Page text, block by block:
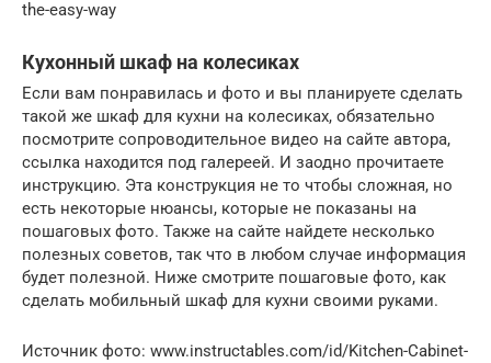
the-easy-way
Кухонный шкаф на колесиках
Если вам понравилась и фото и вы планируете сделать
такой же шкаф для кухни на колесиках, обязательно
посмотрите сопроводительное видео на сайте автора,
ссылка находится под галереей. И заодно прочитаете
инструкцию. Эта конструкция не то чтобы сложная, но
есть некоторые нюансы, которые не показаны на
пошаговых фото. Также на сайте найдете несколько
полезных советов, так что в любом случае информация
будет полезной. Ниже смотрите пошаговые фото, как
сделать мобильный шкаф для кухни своими руками.
Источник фото: www.instructables.com/id/Kitchen-Cabinet-